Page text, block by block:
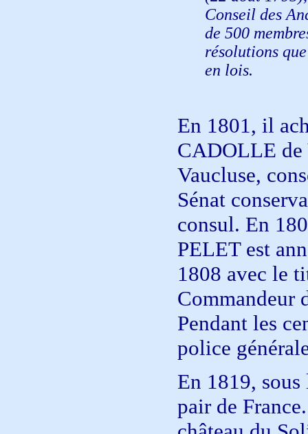
Conseil des
de 500
résolutions
en lois.
En 1801, il
CADOLLE de
Vaucluse,
Sénat
consul. En
PELET est
1808 avec le
Commandeur
Pendant les
police
En 1819,
pair de